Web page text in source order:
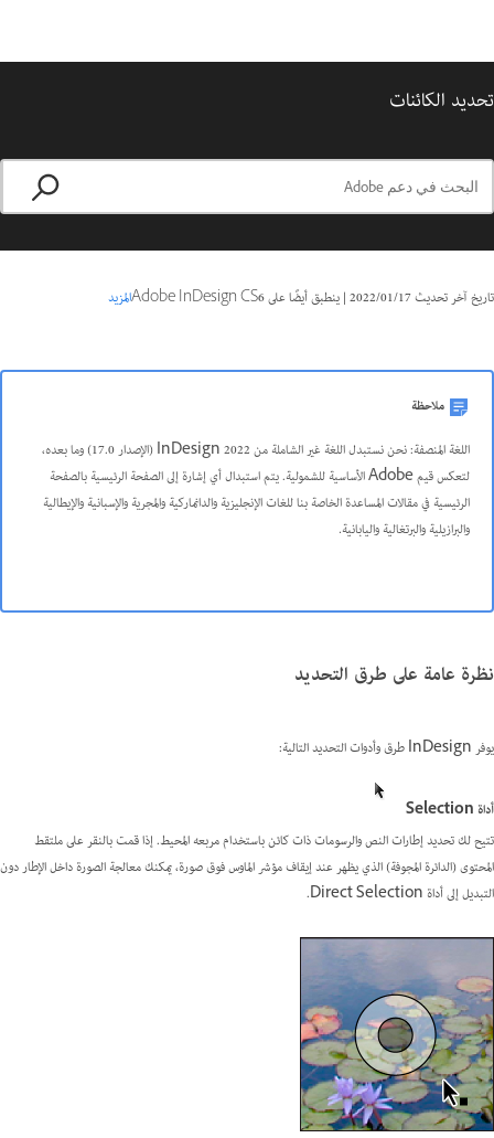
تحديد الكائنات
تاريخ آخر تحديث17‏/01‏/2022
|ينطبق أيضًا على Adobe InDesign CS6 المزيد
ملاحظة
اللغة المنصفة: نحن نستبدل اللغة غير الشاملة من InDesign 2022 (الإصدار 17.0) وما بعده،
لتعكس قيم Adobe الأساسية للشمولية. يتم استبدال أي إشارة إلى الصفحة الرئيسية بالصفحة
الرئيسية في مقالات المساعدة الخاصة بنا للغات الإنجليزية والدانماركية والمجرية والإسبانية والإيطالية
والبرازيلية والبرتغالية واليابانية.
نظرة عامة على طرق التحديد
يوفر InDesign طرق وأدوات التحديد التالية:
أداة Selection
تتيح لك تحديد إطارات النص والرسومات ذات كائن باستخدام مربعه المحيط. إذا قمت بالنقر على ملتقط
المحتوى (الدائرة المجوفة) الذي يظهر عند إيقاف مؤشر الماوس فوق صورة، يمكنك معالجة الصورة داخل الإطار دون
التبديل إلى أداة Direct Selection.